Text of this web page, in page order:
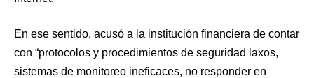
En ese sentido, acusó a la institución financiera de contar
con “protocolos y procedimientos de seguridad laxos,
sistemas de monitoreo ineficaces, no responder en